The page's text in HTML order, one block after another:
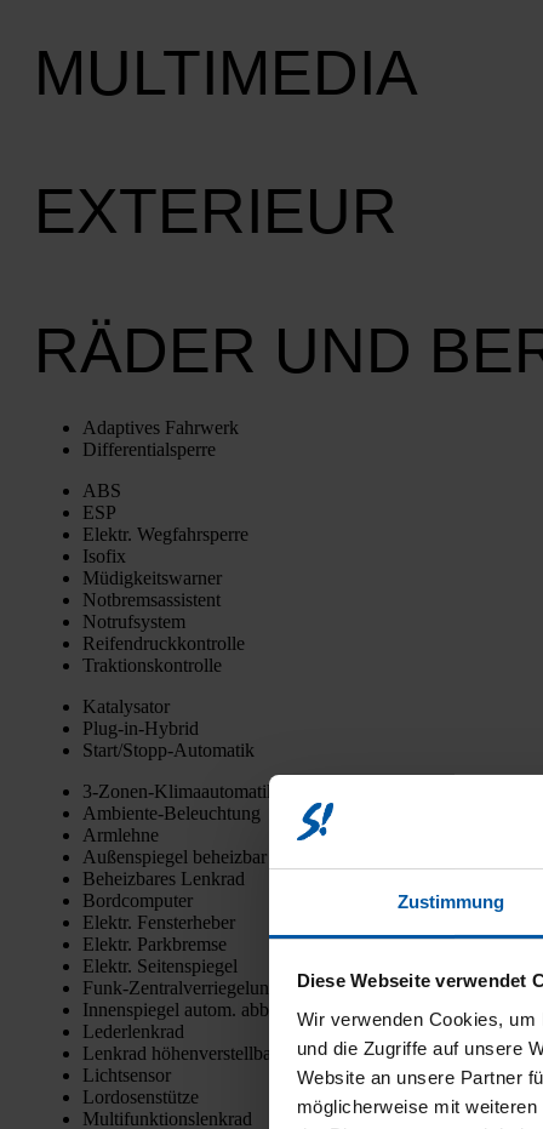
Zustimmung
Diese Webseite verwendet
Wir verwenden Cookies,
und die Zugriffe auf unsere
Website an unsere Partner
möglicherweise mit
MULTIMEDIA
EXTERIEUR
RÄDER UND
Adap­ti­ves Fahr­werk
Dif­fe­ren­ti­al­sper­re
ABS
ESP
Elektr. Weg­fahr­sper­re
Iso­fix
Müdig­keits­war­ner
Not­brems­as­sis­tent
Not­ruf­sys­tem
Rei­fen­druck­kon­trol­le
Trak­ti­ons­kon­trol­le
Kata­ly­sa­tor
Plug-in-Hybrid
Star­t/­Stopp-Auto­ma­tik
3‑Zo­nen-Kli­ma­au­to­ma­tik
Ambi­en­te-Beleuch­tung
Arm­leh­ne
Außen­spie­gel beheiz­bar
Beheiz­ba­res Lenk­rad
Bord­com­pu­ter
Elektr. Fens­ter­he­ber
Elektr. Park­brem­se
Elektr. Sei­ten­spie­gel
Funk-Zen­tral­ver­rie­ge­lung
Innen­spie­gel autom. abblen­dend
Leder­lenk­rad
Lenk­rad höhen­ver­stell­bar
Licht­sen­sor
Lor­do­sen­stüt­ze
Mul­ti­funk­ti­ons­lenk­rad